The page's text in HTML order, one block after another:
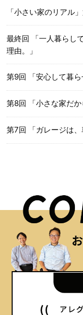
「小さい家のリアル
最終回 「一人暮らし
理由。」
第9回 「安心して暮
第8回 「小さな家だか
第7回 「ガレージは、